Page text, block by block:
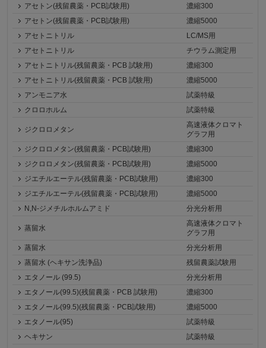
アセトン(残留農薬・PCB試験用)
濃縮300
アセトン(残留農薬・PCB試験用)
濃縮5000
アセトニトリル
LC/MS用
アセトニトリル
チウラム測定用
アセトニトリル(残留農薬・PCB 試験用)
濃縮300
アセトニトリル(残留農薬・PCB 試験用)
濃縮5000
アンモニア水
試薬特級
クロロホルム
試薬特級
ジクロロメタン
高速液体クロマト
グラフ用
ジクロロメタン(残留農薬・PCB試験用)
濃縮300
ジクロロメタン(残留農薬・PCB試験用)
濃縮5000
ジエチルエーテル(残留農薬・PCB試験用)
濃縮300
ジエチルエーテル(残留農薬・PCB試験用)
濃縮5000
N,N-ジメチルホルムアミド
分光分析用
蒸留水
高速液体クロマト
グラフ用
蒸留水
分光分析用
蒸留水 (ヘキサン洗浄品)
残留農薬試験用
エタノール (99.5)
分光分析用
エタノール(99.5)(残留農薬・PCB 試験用)
濃縮300
エタノール(99.5)(残留農薬・PCB試験用)
濃縮5000
エタノール(95)
試薬特級
ヘキサン
試薬特級